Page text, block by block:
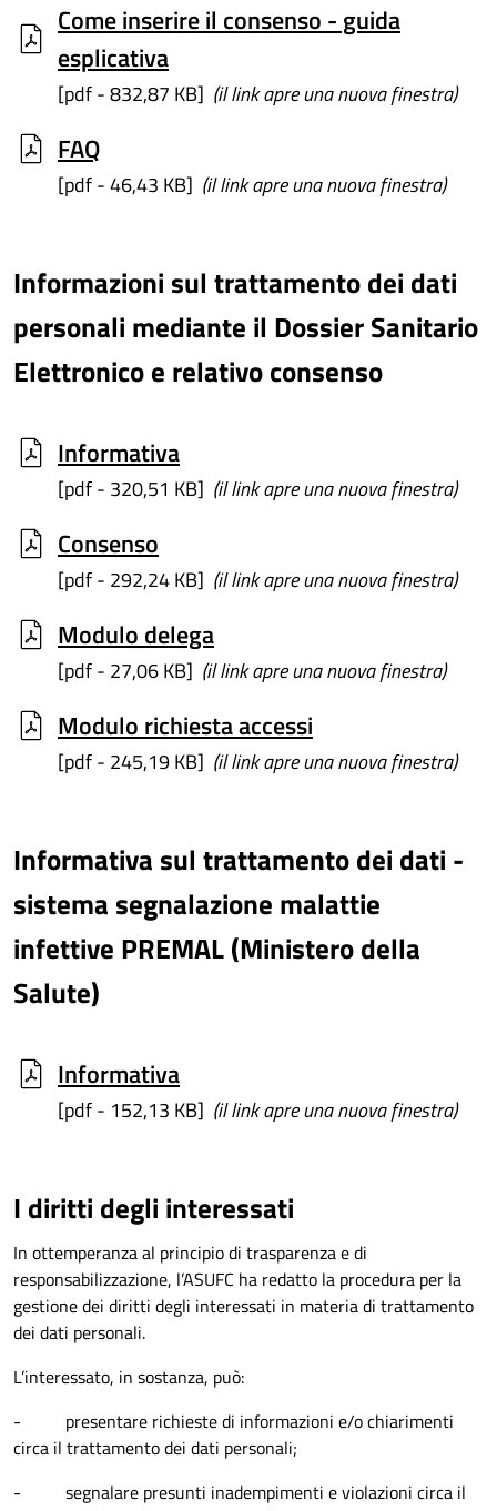
Come inserire il consenso - guida
esplicativa
[pdf - 832,87 KB] (il link apre una nuova finestra)
FAQ
[pdf - 46,43 KB] (il link apre una nuova finestra)
Informazioni sul trattamento dei dati
personali mediante il Dossier Sanitario
Elettronico e relativo consenso
Informativa
[pdf - 320,51 KB] (il link apre una nuova finestra)
Consenso
[pdf - 292,24 KB] (il link apre una nuova finestra)
Modulo delega
[pdf - 27,06 KB] (il link apre una nuova finestra)
Modulo richiesta accessi
[pdf - 245,19 KB] (il link apre una nuova finestra)
Informativa sul trattamento dei dati -
sistema segnalazione malattie
infettive PREMAL (Ministero della
Salute)
Informativa
[pdf - 152,13 KB] (il link apre una nuova finestra)
I diritti degli interessati
In ottemperanza al principio di trasparenza e di
responsabilizzazione, l’ASUFC ha redatto la procedura per la
gestione dei diritti degli interessati in materia di trattamento
dei dati personali.
L’interessato, in sostanza, può:
- presentare richieste di informazioni e/o chiarimenti
circa il trattamento dei dati personali;
- segnalare presunti inadempimenti e violazioni circa il